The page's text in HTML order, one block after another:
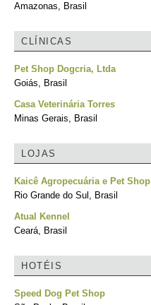
Amazonas, Brasil
CLÍNICAS
Pet Shop Dogcria, Ltda
Goiás, Brasil
Casa Veterinária Torres
Minas Gerais, Brasil
LOJAS
Kaicê Agropecuária e Pet Shop
Rio Grande do Sul, Brasil
Atual Kennel
Ceará, Brasil
HOTÉIS
Speed Dog Pet Shop